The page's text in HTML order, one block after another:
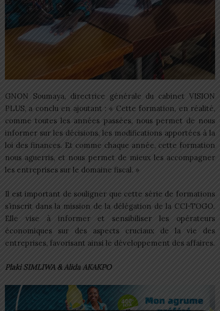
GNON Soumaya, directrice générale du cabinet VISION
PLUS, a conclu en ajoutant : « Cette formation, en réalité,
comme toutes les années passées, nous permet de nous
informer sur les décisions, les modifications apportées à la
loi des finances. Et comme chaque année, cette formation
nous aguerris, et nous permet de mieux les accompagner
les entreprises sur le domaine fiscal. »
Il est important de souligner que cette série de formations
s’inscrit dans la mission de la délégation de la CCI-TOGO.
Elle vise à informer et sensibiliser les opérateurs
économiques sur des aspects cruciaux de la vie des
entreprises, favorisant ainsi le développement des affaires.
Plaki SIMLIWA & Alida AKAKPO